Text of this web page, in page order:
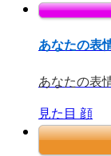
あなたの表
あなたの表
見た目 顔